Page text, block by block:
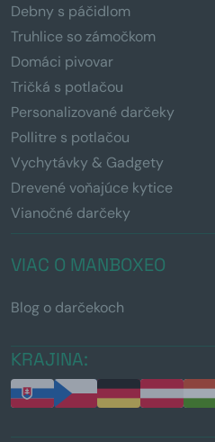
Debny s páčidlom
Truhlice so zámočkom
Domáci pivovar
Tričká s potlačou
Personalizované darčeky
Pollitre s potlačou
Vychytávky & Gadgety
Drevené voňajúce kytice
Vianočné darčeky
VIAC O MANBOXEO
Blog o darčekoch
KRAJINA: